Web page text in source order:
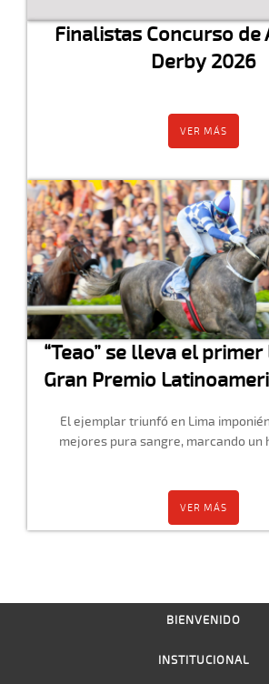
Finalistas Concurso de
Derby 2026
VER MÁS
“Teao” se lleva el
Gran Premio
El ejemplar triunfó en Lima
mejores pura sangre, marcando un
VER MÁS
BIENVENIDO
INSTITUCIONAL